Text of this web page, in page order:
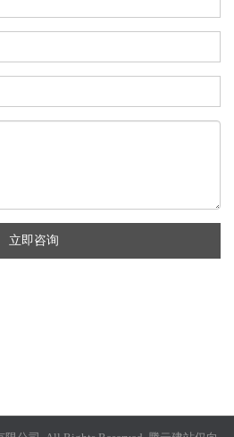
立即咨询